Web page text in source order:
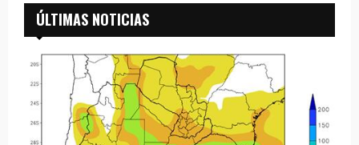
ÚLTIMAS NOTICIAS